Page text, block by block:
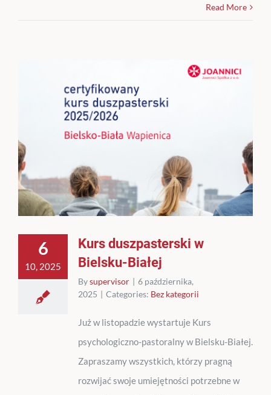
Read More
6
10, 2025
Kurs duszpasterski w
Bielsku-Białej
Bysupervisor | 6 października,
2025 | Categories: Bez kategorii
Już w listopadzie wystartuje Kurs
psychologiczno-pastoralny w Bielsku-Białej.
Zapraszamy wszystkich, którzy pragną
rozwijać swoje umiejętności potrzebne w